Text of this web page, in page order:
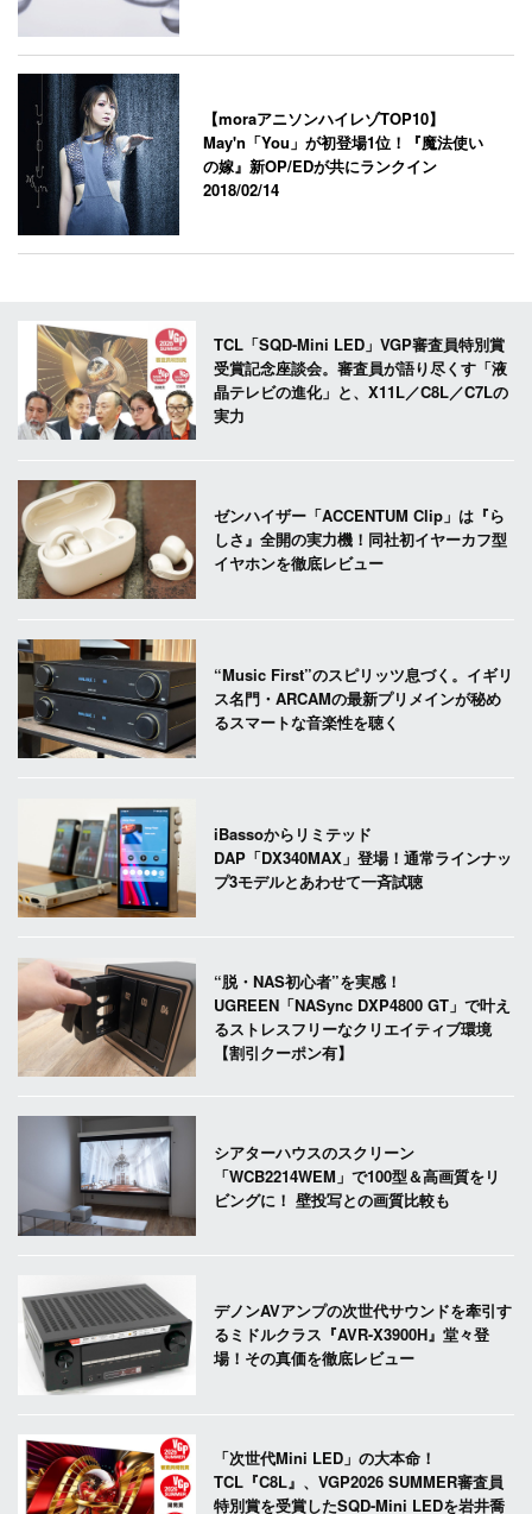
【moraアニソンハイレゾTOP10】
May'n「You」が初登場1位！『魔法使い
の嫁』新OP/EDが共にランクイン
2018/02/14
TCL「SQD-Mini LED」VGP審査員特別賞
受賞記念座談会。審査員が語り尽くす「液
晶テレビの進化」と、X11L／C8L／C7Lの
実力
ゼンハイザー「ACCENTUM Clip」は『ら
しさ』全開の実力機！同社初イヤーカフ型
イヤホンを徹底レビュー
“Music First”のスピリッツ息づく。イギリ
ス名門・ARCAMの最新プリメインが秘め
るスマートな音楽性を聴く
iBassoからリミテッド
DAP「DX340MAX」登場！通常ラインナッ
プ3モデルとあわせて一斉試聴
“脱・NAS初心者”を実感！
UGREEN「NASync DXP4800 GT」で叶え
るストレスフリーなクリエイティブ環境
【割引クーポン有】
シアターハウスのスクリーン
「WCB2214WEM」で100型＆高画質をリ
ビングに！ 壁投写との画質比較も
デノンAVアンプの次世代サウンドを牽引す
るミドルクラス『AVR-X3900H』堂々登
場！その真価を徹底レビュー
「次世代Mini LED」の大本命！
TCL『C8L』、VGP2026 SUMMER審査員
特別賞を受賞したSQD-Mini LEDを岩井喬